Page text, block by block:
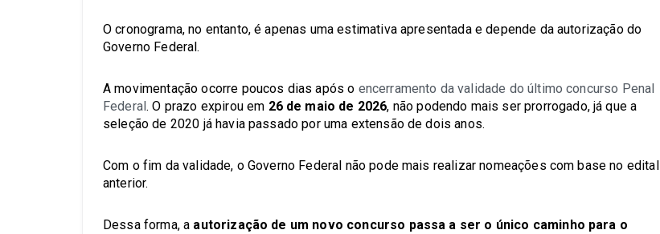
O cronograma, no entanto, é apenas uma estimativa apresentada e depende da autorização do
Governo Federal.
A movimentação ocorre poucos dias após o encerramento da validade do último concurso Penal
Federal. O prazo expirou em 26 de maio de 2026, não podendo mais ser prorrogado, já que a
seleção de 2020 já havia passado por uma extensão de dois anos.
Com o fim da validade, o Governo Federal não pode mais realizar nomeações com base no edital
anterior.
Dessa forma, a autorização de um novo concurso passa a ser o único caminho para o